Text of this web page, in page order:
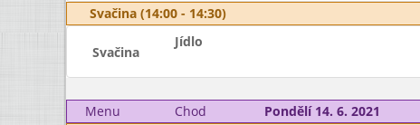
Svačina (14:00 - 14:30)
Svačina
Jídlo
Menu
Chod Pondělí 14. 6. 2021